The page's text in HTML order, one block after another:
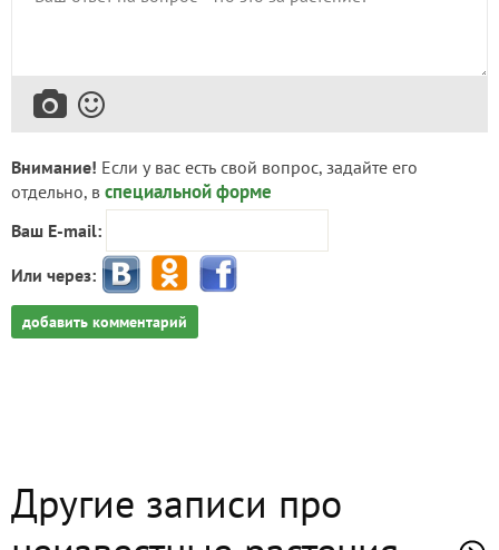
Внимание! Если у вас есть свой вопрос, задайте его
отдельно, в специальной форме
Ваш E-mail:
Или через:
добавить комментарий
Другие записи про